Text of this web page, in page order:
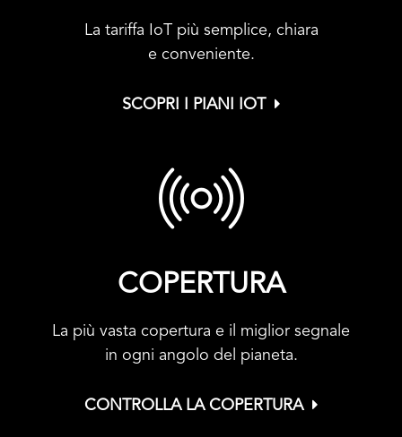
La tariffa IoT più semplice, chiara
e conveniente.
SCOPRI I PIANI IOT
COPERTURA
La più vasta copertura e il miglior segnale
in ogni angolo del pianeta.
CONTROLLA LA COPERTURA